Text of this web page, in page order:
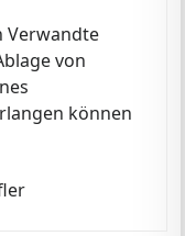
Verwandte
von
können